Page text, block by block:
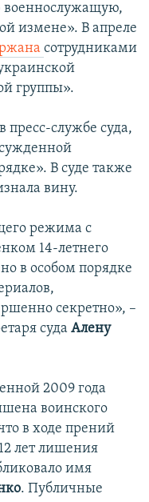
военнослужащую,
измене». В апреле
сотрудниками
группы».
в пресс-службе суда,
В суде также
вину.
режима с
14-летнего
в особом порядке
секретно», –
суда Алену
2009 года
воинского
в ходе прений
лет лишения
имя
. Публичные